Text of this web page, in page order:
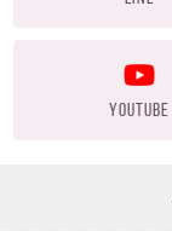
YOUTUBE